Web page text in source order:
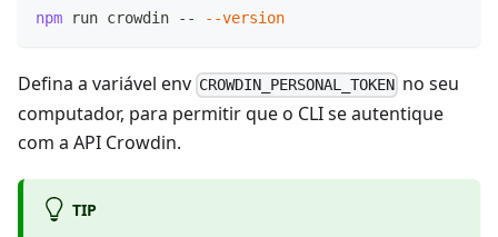
npm run crowdin -- --version
Defina a variável env CROWDIN_PERSONAL_TOKEN no seu
computador, para permitir que o CLI se autentique
com a API Crowdin.
TIP